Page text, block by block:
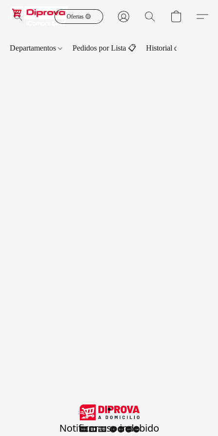
Ofertas 🟡
Departamentos Pedidos por Lista 📋 Historial de Pedidos
.
Notificar uso indebido